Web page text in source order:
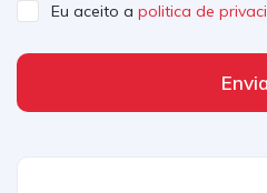
Eu aceito a politica de